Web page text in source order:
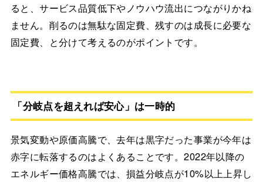
ると、サービス品質低下やノウハウ流出につながりかね
ません。削るのは無駄な固定費、残すのは成長に必要な
固定費、と分けて考えるのがポイントです。
「分岐点を超えれば安心」は一時的
景気変動や原価高騰で、去年は黒字だった事業が今年は
赤字に転落するのはよくあることです。2022年以降の
エネルギー価格高騰では、損益分岐点が10%以上上昇し